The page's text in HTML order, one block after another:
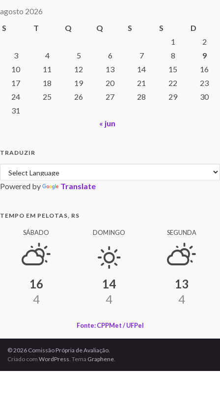
agosto 2026
S
T Q Q S S
D
1
2
3
4 5 6 7 8
9
10
11 12 13 14 15
16
17
18 19 20 21 22
23
24
25 26 27 28 29
30
31
« jun
TRADUZIR
Powered by Translate
TEMPO EM PELOTAS, RS
SÁBADO
16
4
DOMINGO
14
4
SEGUNDA
13
4
Fonte: CPPMet / UFPel
© 2026 Comissão Própria de Avaliação.
Criado com WordPress . Tema Graphene